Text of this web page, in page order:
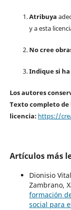
Atribuya
y a esta
No cree
Indique si
Los autores
Texto completo de
licencia: https://
Artículos más
Dionisio
Zambrano,
formación
social para